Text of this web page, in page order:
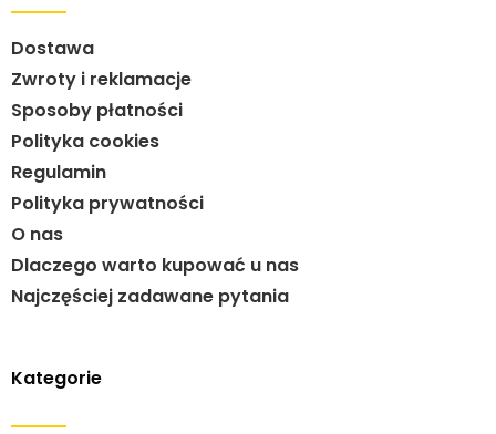
Dostawa
Zwroty i reklamacje
Sposoby płatności
Polityka cookies
Regulamin
Polityka prywatności
O nas
Dlaczego warto kupować u nas
Najczęściej zadawane pytania
Kategorie